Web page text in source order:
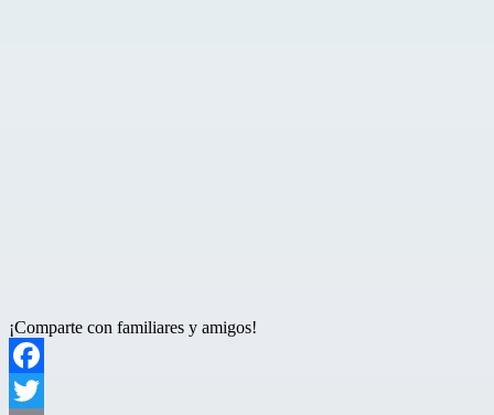
¡Comparte con familiares y amigos!
Facebook